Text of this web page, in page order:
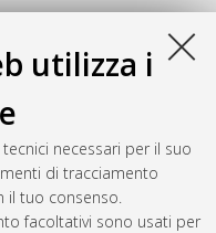
utilizza i
necessari per il suo
di tracciamento
il tuo consenso.
facoltativi sono usati per